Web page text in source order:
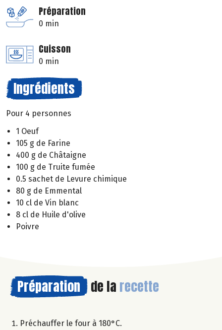
Préparation
0 min
Cuisson
0 min
Ingrédients
Pour 4 personnes
1 Oeuf
105 g de Farine
400 g de Châtaigne
100 g de Truite fumée
0.5 sachet de Levure chimique
80 g de Emmental
10 cl de Vin blanc
8 cl de Huile d'olive
Poivre
Préparation de la recette
Préchauffer le four à 180°C.